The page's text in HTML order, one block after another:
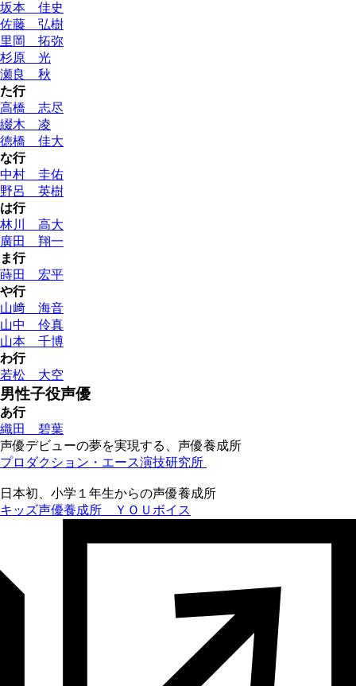
坂本 佳史
佐藤 弘樹
里岡 拓弥
杉原 光
瀬良 秋
た行
高橋 志尽
綴木 凌
徳橋 佳大
な行
中村 圭佑
野呂 英樹
は行
林川 高大
廣田 翔一
ま行
蒔田 宏平
や行
山﨑 海音
山中 伶真
山本 千博
わ行
若松 大空
男性子役声優
あ行
織田 碧葉
声優デビューの夢を実現する、声優養成所
プロダクション・エース演技研究所
日本初、小学１年生からの声優養成所
キッズ声優養成所 ＹＯＵボイス